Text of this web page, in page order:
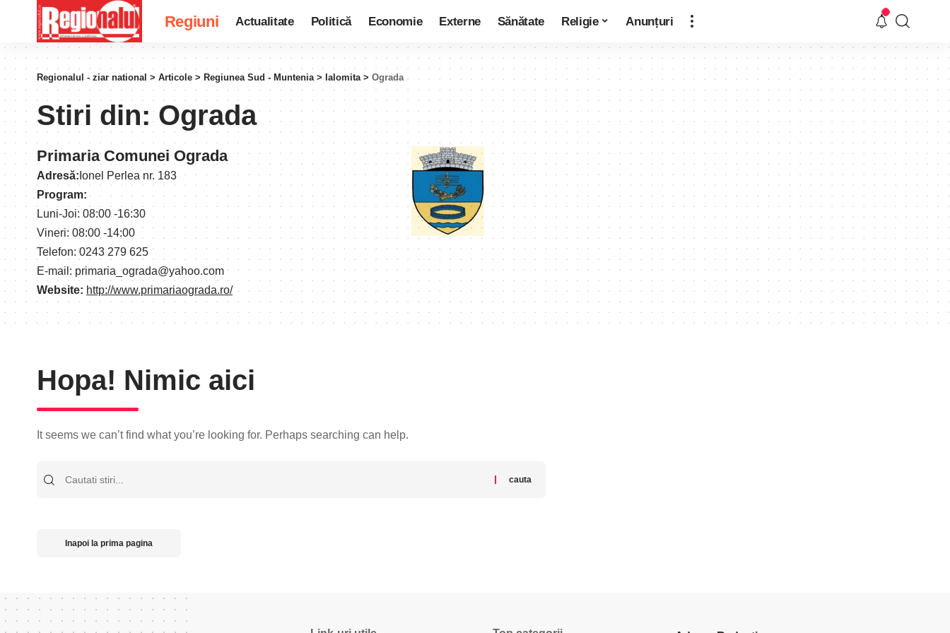
Regiuni Actualitate Politică Economie Externe Sănătate Religie Anunțuri
Regionalul - ziar national > Articole > Regiunea Sud - Muntenia> Ialomita> Ograda
Stiri din:Ograda
Primaria Comunei Ograda
Adresă:Ionel Perlea nr. 183
Program:
Luni-Joi: 08:00 -16:30
Vineri: 08:00 -14:00
Telefon: 0243 279 625
E-mail: primaria_ograda@yahoo.com
Website: http://www.primariaograda.ro/
Hopa! Nimic aici
It seems we can’t find what you’re looking for. Perhaps searching can help.
Inapoi la prima pagina